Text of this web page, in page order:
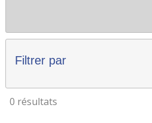
Filtrer par
0 résultats